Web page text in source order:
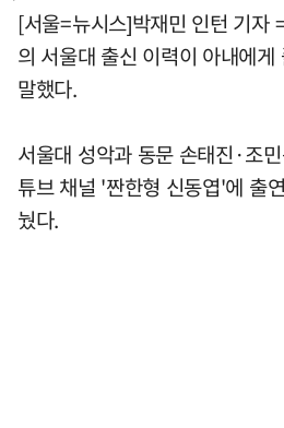
[서울=뉴시스]박재민 인턴 기자
의 서울대 출신 이력이 아내에
말했다.
서울대 성악과 동문 손태진·조
튜브 채널 '짠한형 신동엽'에 출
눴다.